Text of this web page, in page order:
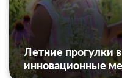
Летние прогулки
инновационные